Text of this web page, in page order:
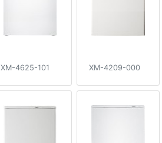
XM-4625-101 XM-4209-000